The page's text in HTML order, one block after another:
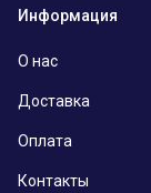
Информация
О нас
Доставка
Оплата
Контакты